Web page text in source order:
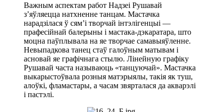
Важным аспектам работ Надзеі Рушавай
з’яўляецца натхненне танцам. Мастачка
нарадзілася ў сям’і творчай інтэлігенцыі —
прафесійнай балерыны і мастака-дэкаратара, што
моцна паўплывала на яе творчае самавыяўленне.
Невыпадкова танец стаў галоўным матывам і
асновай яе графічнага стылю. Лінейную графіку
Рушавай часта называюць «танцуючай». Мастачка
выкарыстоўвала розныя матэрыялы, такія як туш,
алоўкі, фламастары, а часам звярталася да акварэлі
і пастэлі.